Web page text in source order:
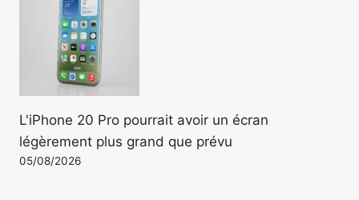
L'iPhone 20 Pro pourrait avoir un écran
légèrement plus grand que prévu
05/08/2026